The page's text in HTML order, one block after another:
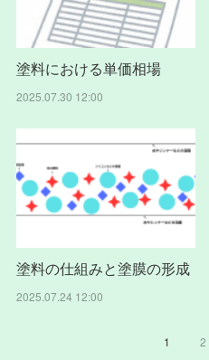
塗料における単価相場
2025.07.30 12:00
塗料の仕組みと塗膜の形成
2025.07.24 12:00
1 2